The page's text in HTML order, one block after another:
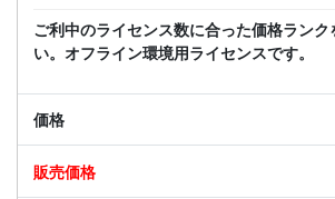
ご利中のライセンス数に合った価格ランク
い。オフライン環境用ライセンスです。